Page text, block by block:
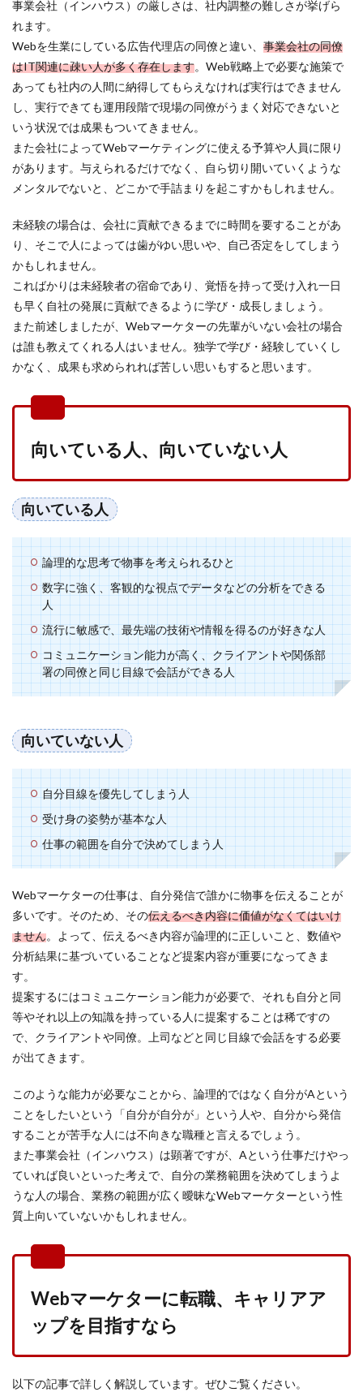
事業会社（インハウス）の厳しさは、社内調整の難しさが挙げら
れます。
Webを生業にしている広告代理店の同僚と違い、 事業会社の同僚
はIT関連に疎い人が多く存在します。Web戦略上で必要な施策で
あっても社内の人間に納得してもらえなければ実行はできません
し、実行できても運用段階で現場の同僚がうまく対応できないと
いう状況では成果もついてきません。
また会社によってWebマーケティングに使える予算や人員に限り
があります。与えられるだけでなく、自ら切り開いていくような
メンタルでないと、どこかで手詰まりを起こすかもしれません。
未経験の場合は、会社に貢献できるまでに時間を要することがあ
り、そこで人によっては歯がゆい思いや、自己否定をしてしまう
かもしれません。
こればかりは未経験者の宿命であり、覚悟を持って受け入れ一日
も早く自社の発展に貢献できるように学び・成長しましょう。
また前述しましたが、Webマーケターの先輩がいない会社の場合
は誰も教えてくれる人はいません。独学で学び・経験していくし
かなく、成果も求められれば苦しい思いもすると思います。
向いている人、向いていない人
向いている人
論理的な思考で物事を考えられるひと
数字に強く、客観的な視点でデータなどの分析をできる
人
流行に敏感で、最先端の技術や情報を得るのが好きな人
コミュニケーション能力が高く、クライアントや関係部
署の同僚と同じ目線で会話ができる人
向いていない人
自分目線を優先してしまう人
受け身の姿勢が基本な人
仕事の範囲を自分で決めてしまう人
Webマーケターの仕事は、自分発信で誰かに物事を伝えることが
多いです。そのため、その伝えるべき内容に価値がなくてはいけ
ません。よって、伝えるべき内容が論理的に正しいこと、数値や
分析結果に基づいていることなど提案内容が重要になってきま
す。
提案するにはコミュニケーション能力が必要で、それも自分と同
等やそれ以上の知識を持っている人に提案することは稀ですの
で、クライアントや同僚。上司などと同じ目線で会話をする必要
が出てきます。
このような能力が必要なことから、論理的ではなく自分がAという
ことをしたいという「自分が自分が」という人や、自分から発信
することが苦手な人には不向きな職種と言えるでしょう。
また事業会社（インハウス）は顕著ですが、Aという仕事だけやっ
ていれば良いといった考えで、自分の業務範囲を決めてしまうよ
うな人の場合、業務の範囲が広く曖昧なWebマーケターという性
質上向いていないかもしれません。
Webマーケターに転職、キャリアア
ップを目指すなら
以下の記事で詳しく解説しています。ぜひご覧ください。